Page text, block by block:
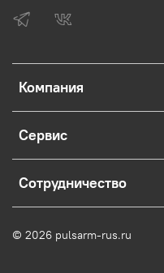
Компания
Сервис
Сотрудничество
© 2026 pulsarm-rus.ru